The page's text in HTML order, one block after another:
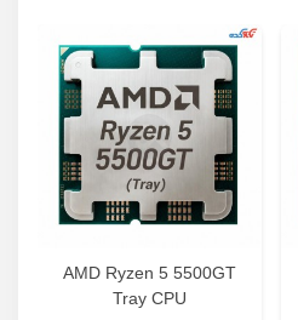
AMD Ryzen 5 5500GT
Tray CPU